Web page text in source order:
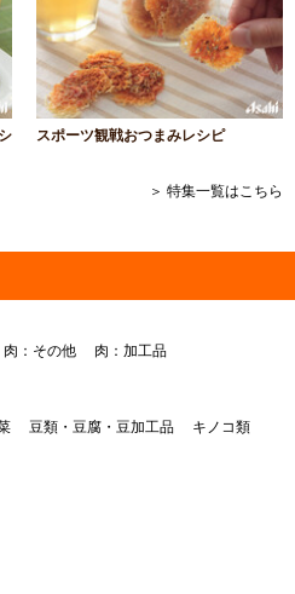
スポーツ観戦おつまみレシピ
＞ 特集一覧はこちら
肉：その他 肉：加工品
豆類・豆腐・豆加工品
キノコ類